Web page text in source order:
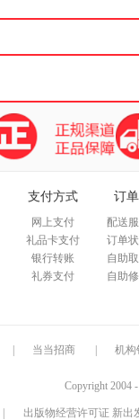
支付方式
网上支付
礼品卡支付
银行转账
礼券支付
订
配送
订单
自助
自助
当当招商 机构
Copyright 2004
出版物经营许可证 新出